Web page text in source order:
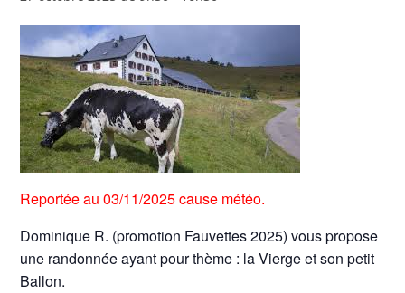
Reportée au 03/11/2025 cause météo.
Dominique R. (promotion Fauvettes 2025) vous propose
une randonnée ayant pour thème : la Vierge et son petit
Ballon.